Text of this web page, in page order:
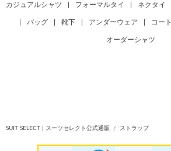
カジュアルシャツ フォーマルタイ ネクタイ
バッグ 靴下 アンダーウェア コート
オーダーシャツ
SUIT SELECT | スーツセレクト公式通販 ストラップ